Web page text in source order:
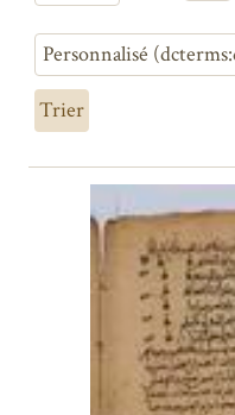
Trier